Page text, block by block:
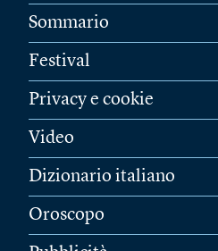
Sommario
Festival
Privacy e cookie
Video
Dizionario italiano
Oroscopo